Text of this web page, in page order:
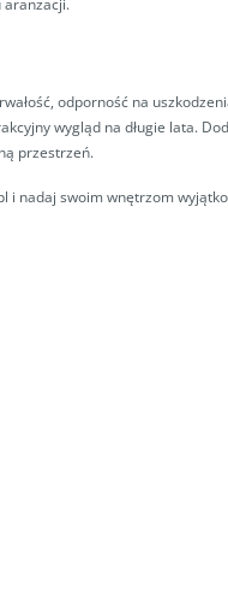
aranżacji.
odporność na
wygląd na długie lata.
przestrzeń.
i nadaj swoim wnętrzom